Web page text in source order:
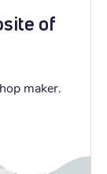
of
maker.